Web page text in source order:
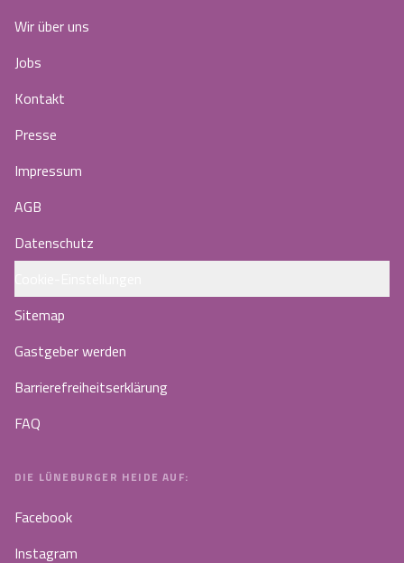
Wir über uns
Jobs
Kontakt
Presse
Impressum
AGB
Datenschutz
Sitemap
Gastgeber werden
Barrierefreiheitserklärung
FAQ
DIE LÜNEBURGER HEIDE AUF:
Facebook
Instagram